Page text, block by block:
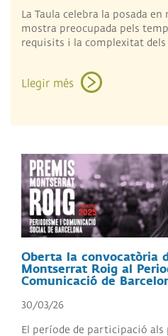
La Taula celebra la posada
mostra preocupada pels
requisits i la complexitat
Llegir més
Oberta la convocatòria
Montserrat Roig al
Comunicació de
30/03/26
El període de participació